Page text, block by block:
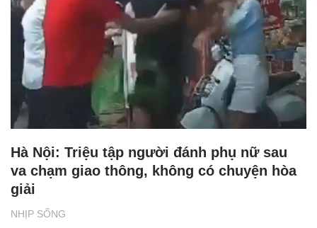
NHỊP SỐNG
Hà Nội: Triệu tập người đánh phụ nữ sau
va chạm giao thông, không có chuyện hòa
giải